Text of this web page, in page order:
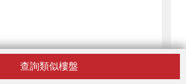
查詢類似樓盤